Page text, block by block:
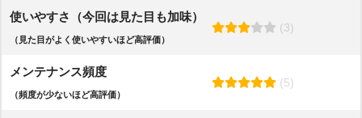
使いやすさ（今回は見た目も加味）
（見た目がよく使いやすいほど高評価）
(3)
メンテナンス頻度
（頻度が少ないほど高評価）
(5)